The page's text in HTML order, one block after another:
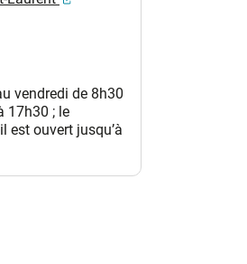
vendredi de 8h30
17h30 ; le
est ouvert jusqu’à